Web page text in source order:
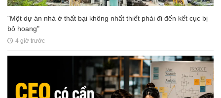
"Một dự án nhà ở thất bại không nhất thiết phải đi đến kết cục bị
bỏ hoang"
4 giờ trước